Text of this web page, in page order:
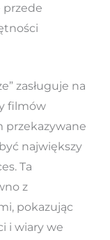
przede
zasługuje na
filmów
przekazywane
największy
Ta
z
pokazując
i wiary we